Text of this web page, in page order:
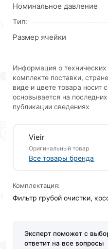
мышкой«Добавить в
заказ позвонив по
Условия доставки и цены
ViEiR действительны в
Наши профессиональные
доставки или
онлайн заказа
описанием,
соответствует всем
купленного товарa в
Номинальное давление
Тип:
Размер ячейки
Информация о технических
комплекте поставки,
виде и цвете товара носит
основывается на
публикации сведениях
Vieir
Оригинальный товар
Все товары бренда
Комплектация:
Фильтр грубой очистки,
Эксперт поможет с
ответит на все вопросы